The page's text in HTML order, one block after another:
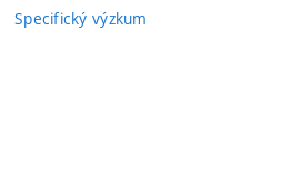
Specifický výzkum